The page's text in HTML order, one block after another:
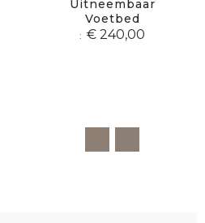
Uitneembaar
Voetbed
€ 240,00